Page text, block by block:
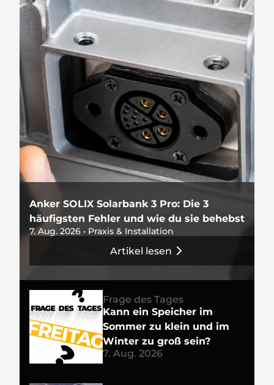
Anker SOLIX Solarbank 3 Pro: Die 3
häufigsten Fehler und wie du sie behebst
7. Aug. 2026 • Praxis & Installation
Artikel lesen
Frage des Tages
Kann ein Speicher im
Sommer zu klein und im
Winter zu groß sein?
7. Aug. 2026